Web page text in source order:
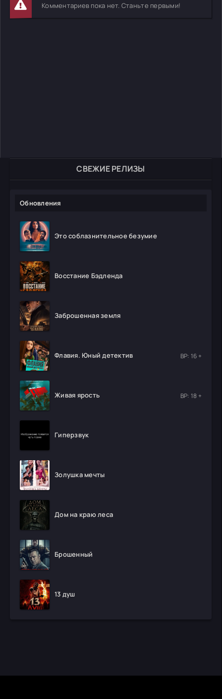
СВЕЖИЕ РЕЛИЗЫ
Обновления
Это соблазнительное безумие
Восстание Бэдленда
Заброшенная земля
Флавия. Юный детектив ВР: 16 +
Живая ярость ВР: 18 +
Гиперзвук
Золушка мечты
Дом на краю леса
Брошенный
13 душ
Комментариев пока нет. Станьте первыми!